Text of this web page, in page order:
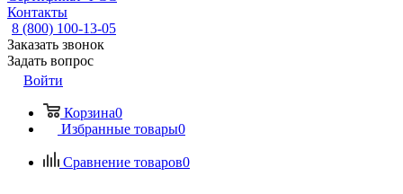
Контакты
8 (800) 100-13-05
Заказать звонок
Задать вопрос
Войти
Корзина0
Избранные товары0
Сравнение товаров0